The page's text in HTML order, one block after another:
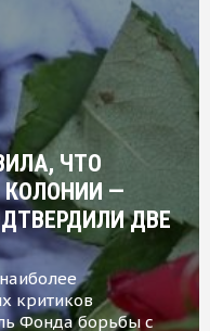
ЧТО
КОЛОНИИ —
ДВЕ
критиков
Фонда борьбы с